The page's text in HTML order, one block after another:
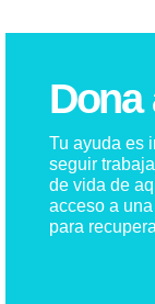
Dona
Tu ayuda es
seguir
de vida de
acceso a
para